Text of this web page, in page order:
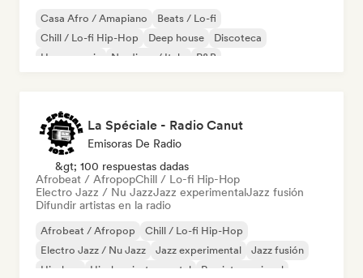
Casa Afro / Amapiano
Beats / Lo-fi
Chill / Lo-fi Hip-Hop
Deep house
Discoteca
House music
Nu-disco / Italo R&B
La Spéciale - Radio Canut
Emisoras De Radio
&gt; 100 respuestas dadas
Afrobeat / AfropopChill / Lo-fi Hip-Hop
Electro Jazz / Nu JazzJazz experimentalJazz fusión
Difundir artistas en la radio
Afrobeat / Afropop
Chill / Lo-fi Hip-Hop
Electro Jazz / Nu Jazz
Jazz experimental
Jazz fusión
Hip-hop
Hip-hop instrumental Rap internacional